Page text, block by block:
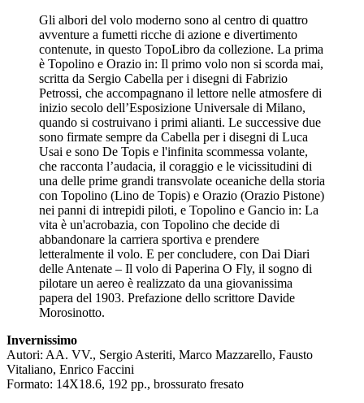
Gli albori del volo moderno sono al centro di quattro
avventure a fumetti ricche di azione e divertimento
contenute, in questo TopoLibro da collezione. La prima
è Topolino e Orazio in: Il primo volo non si scorda mai,
scritta da Sergio Cabella per i disegni di Fabrizio
Petrossi, che accompagnano il lettore nelle atmosfere di
inizio secolo dell’Esposizione Universale di Milano,
quando si costruivano i primi alianti. Le successive due
sono firmate sempre da Cabella per i disegni di Luca
Usai e sono De Topis e l'infinita scommessa volante,
che racconta l’audacia, il coraggio e le vicissitudini di
una delle prime grandi transvolate oceaniche della storia
con Topolino (Lino de Topis) e Orazio (Orazio Pistone)
nei panni di intrepidi piloti, e Topolino e Gancio in: La
vita è un'acrobazia, con Topolino che decide di
abbandonare la carriera sportiva e prendere
letteralmente il volo. E per concludere, con Dai Diari
delle Antenate – Il volo di Paperina O Fly, il sogno di
pilotare un aereo è realizzato da una giovanissima
papera del 1903. Prefazione dello scrittore Davide
Morosinotto.
Invernissimo
Autori: AA. VV., Sergio Asteriti, Marco Mazzarello, Fausto
Vitaliano, Enrico Faccini
Formato: 14X18.6, 192 pp., brossurato fresato